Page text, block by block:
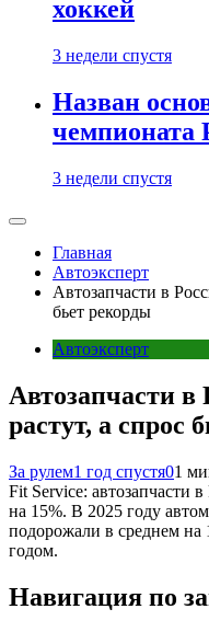
хоккей
3 недели спустя
Назван
чемпионата
3 недели спустя
Главная
Автоэксперт
Автозапчасти в
бьет рекорды
Автоэксперт
Автозапчасти
растут, а спрос
За рулем1 год спустя01
Fit Service: автозапчасти
на 15%. В 2025 году
подорожали в среднем
годом.
Навигация по